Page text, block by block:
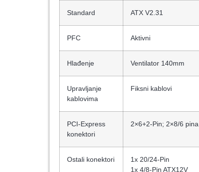
Standard ATX V2.31
PFC Aktivni
Hlađenje Ventilator 140mm
Upravljanje
kablovima
Fiksni kablovi
PCI-Express
konektori
2×6+2-Pin; 2×8/6 pina
Ostali konektori
1x 20/​24-Pin
1x 4/​8-Pin ATX12V